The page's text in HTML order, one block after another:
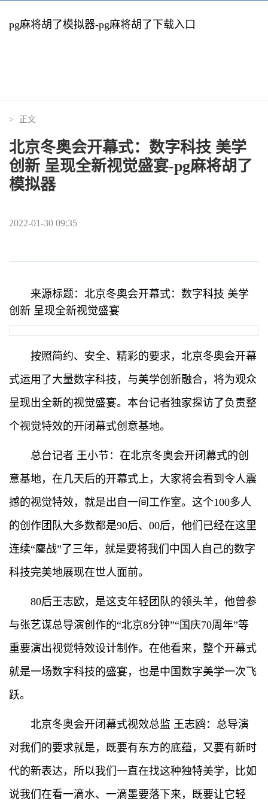
pg麻将胡了模拟器-pg麻将胡了下载入口
> 正文
北京冬奥会开幕式：数字科技 美学
创新 呈现全新视觉盛宴-pg麻将胡了
模拟器
2022-01-30 09:35
来源标题：北京冬奥会开幕式：数字科技 美学
创新 呈现全新视觉盛宴
按照简约、安全、精彩的要求，北京冬奥会开幕
式运用了大量数字科技，与美学创新融合，将为观众
呈现出全新的视觉盛宴。本台记者独家探访了负责整
个视觉特效的开闭幕式创意基地。
总台记者 王小节：在北京冬奥会开闭幕式的创
意基地，在几天后的开幕式上，大家将会看到令人震
撼的视觉特效，就是出自一间工作室。这个100多人
的创作团队大多数都是90后、00后，他们已经在这里
连续“鏖战”了三年，就是要将我们中国人自己的数字
科技完美地展现在世人面前。
80后王志欧，是这支年轻团队的领头羊，他曾参
与张艺谋总导演创作的“北京8分钟”“国庆70周年”等
重要演出视觉特效设计制作。在他看来，整个开幕式
就是一场数字科技的盛宴，也是中国数字美学一次飞
跃。
北京冬奥会开闭幕式视效总监 王志鸥：总导演
对我们的要求就是，既要有东方的底蕴，又要有新时
代的新表达，所以我们一直在找这种独特美学，比如
说我们在看一滴水、一滴墨要落下来，既要让它轻